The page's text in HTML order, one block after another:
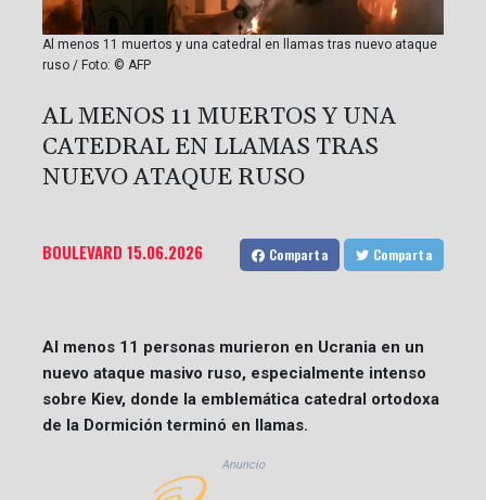
Al menos 11 muertos y una catedral en llamas tras nuevo ataque
ruso / Foto: © AFP
AL MENOS 11 MUERTOS Y UNA
CATEDRAL EN LLAMAS TRAS
NUEVO ATAQUE RUSO
BOULEVARD 15.06.2026 Comparta Comparta
Al menos 11 personas murieron en Ucrania en un
nuevo ataque masivo ruso, especialmente intenso
sobre Kiev, donde la emblemática catedral ortodoxa
de la Dormición terminó en llamas.
Anuncio